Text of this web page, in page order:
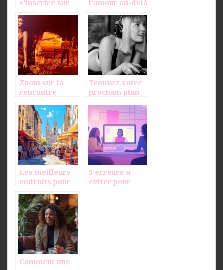
s’inscrire sur
rencontre en
ligne ?
l’amour au-delà
quarante ans,
pourquoi pas ?
Zoom sur la
rencontre
ligne
Trouvez votre
prochain plan
UnPlanCulCeSoi
r.com !
Les meilleurs
endroits pour
filles a Lyon
pendant le
Festival
Lumiere
5 erreurs a
eviter pour
Comment une